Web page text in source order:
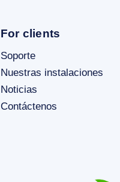
For clients
Soporte
Nuestras instalaciones
Noticias
Contáctenos